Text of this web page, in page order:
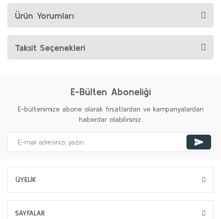
Ürün Yorumları
Taksit Seçenekleri
E-Bülten Aboneliği
E-bültenimize abone olarak fırsatlardan ve kampanyalardan
haberdar olabilirsiniz.
ÜYELİK
SAYFALAR